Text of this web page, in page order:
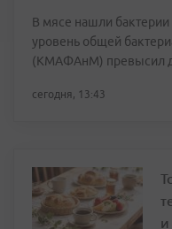
В мясе нашли
уровень общей
(КМАФАнМ) превысил
сегодня, 13:43